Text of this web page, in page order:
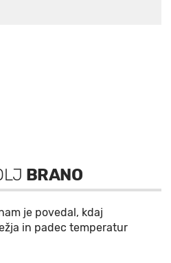
BRANO
je povedal, kdaj
in padec temperatur